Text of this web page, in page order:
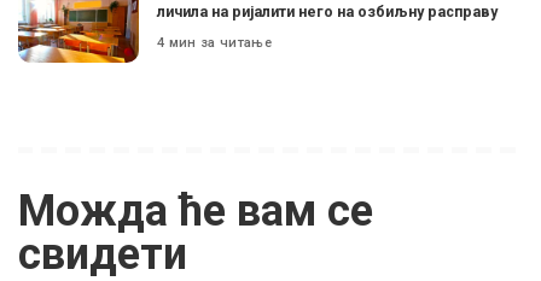
личила на ријалити него на озбиљну расправу
4 мин за читање
Можда ће вам се
свидети